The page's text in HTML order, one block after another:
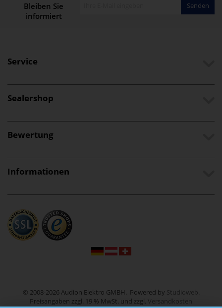
Bleiben Sie
informiert
Senden
Service
Sealershop
Bewertung
Informationen
© 2008-2026 Audion Elektro GMBH. Powered by Studioweb.
Preisangaben zzgl. 19 % MwSt. und zzgl. Versandkosten